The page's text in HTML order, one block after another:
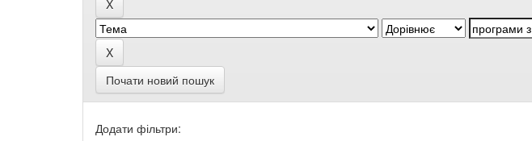
Почати новий пошук
Додати фільтри: